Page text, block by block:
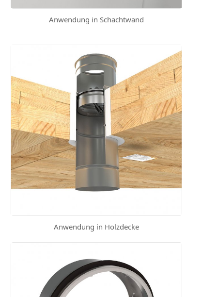
Anwendung in Schachtwand
Anwendung in Holzdecke